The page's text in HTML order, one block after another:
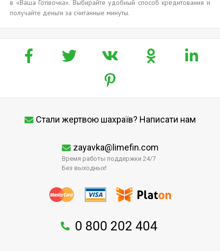
в «Ваша Готівочка». Выбирайте удобный способ кредитования и
получайте деньги за считанные минуты.
Стали жертвою шахраїв? Написати нам
zayavka@limefin.com
Время работы поддержки 24/7
Без выходных!
0 800 202 404